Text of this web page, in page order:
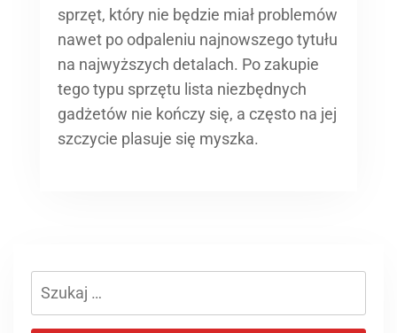
sprzęt, który nie będzie miał problemów
nawet po odpaleniu najnowszego tytułu
na najwyższych detalach. Po zakupie
tego typu sprzętu lista niezbędnych
gadżetów nie kończy się, a często na jej
szczycie plasuje się myszka.
Szukaj: